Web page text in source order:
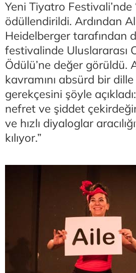
Yeni Tiyatro Festivali’nde
ödüllendirildi. Ardından
Heidelberger tarafından
festivalinde Uluslararası
Ödülü’ne değer görüldü.
kavramını absürd bir
gerekçesini şöyle
nefret ve şiddet
ve hızlı diyaloglar
kılıyor.”